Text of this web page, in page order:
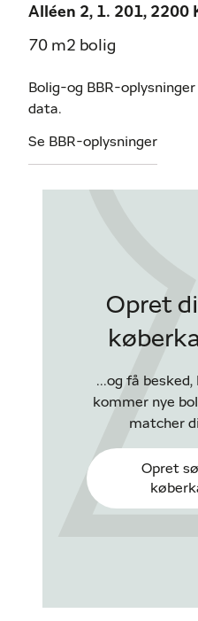
Alléen 2, 1. 201, 2200
70 m2 bolig
Bolig-og BBR-
data.
Se BBR-oplysninger
Opret
...og få
kommer nye
matcher
Opret